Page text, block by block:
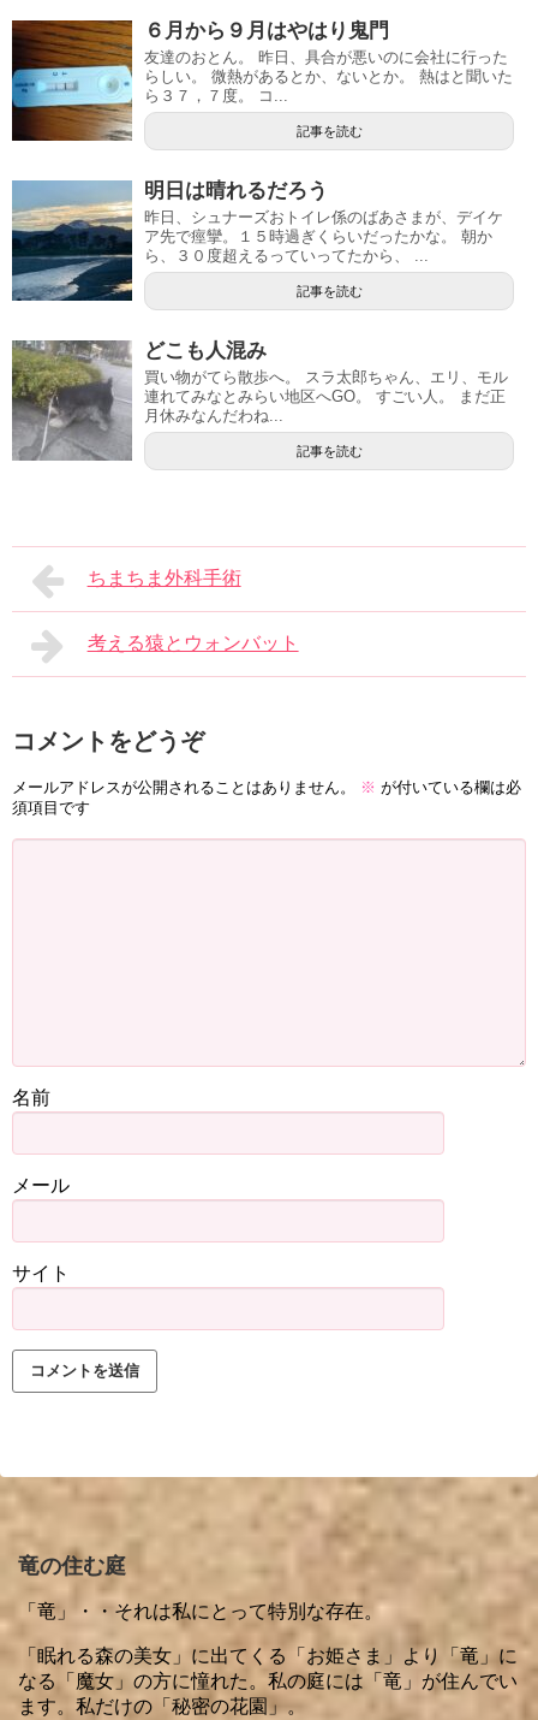
６月から９月はやはり鬼門
友達のおとん。 昨日、具合が悪いのに会社に行った
らしい。 微熱があるとか、ないとか。 熱はと聞いた
ら３７，７度。 コ...
記事を読む
明日は晴れるだろう
昨日、シュナーズおトイレ係のばあさまが、デイケ
ア先で痙攣。１５時過ぎくらいだったかな。 朝か
ら、３０度超えるっていってたから、 ...
記事を読む
どこも人混み
買い物がてら散歩へ。 スラ太郎ちゃん、エリ、モル
連れてみなとみらい地区へGO。 すごい人。 まだ正
月休みなんだわね...
記事を読む
ちまちま外科手術
考える猿とウォンバット
コメントをどうぞ
メールアドレスが公開されることはありません。 ※ が付いている欄は必
須項目です
名前
メール
サイト
竜の住む庭
「竜」・・それは私にとって特別な存在。
「眠れる森の美女」に出てくる「お姫さま」より「竜」に
なる「魔女」の方に憧れた。私の庭には「竜」が住んでい
ます。私だけの「秘密の花園」。